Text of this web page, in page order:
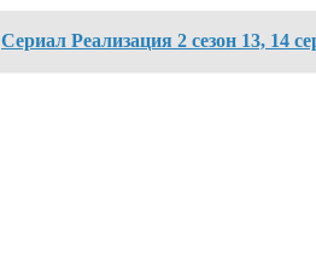
Сериал Реализация 2 сезон 13, 14